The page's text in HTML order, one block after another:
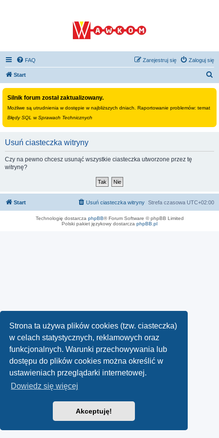
Strona ta używa plików cookies (tzw. ciasteczka)
w celach statystycznych, reklamowych oraz
funkcjonalnych. Warunki przechowywania lub
dostępu do plików cookies można określić w
ustawieniach przeglądarki internetowej.
Dowiedz się więcej
Akceptuję!
FAQ Zaloguj się
Zarejestruj się
Start
Silnik forum został zaktualizowany.
Możliwe są utrudnienia w dostępie w najbliższych dniach. Raportowanie problemów: temat
Błędy SQL wSprawach Technicznych
Usuń ciasteczka witryny
Czy na pewno chcesz usunąć wszystkie ciasteczka utworzone przez tę
witrynę?
Start Strefa czasowa UTC+02:00
Usuń ciasteczka witryny
Technologię dostarcza phpBB® Forum Software © phpBB Limited
Polski pakiet językowy dostarcza phpBB.pl